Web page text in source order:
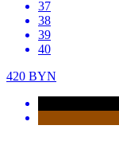
37
38
39
40
420 BYN